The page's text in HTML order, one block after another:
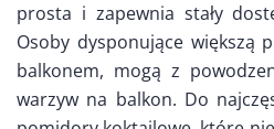
prosta i zapewnia stały
Osoby dysponujące większą
balkonem, mogą z
warzyw na balkon. Do